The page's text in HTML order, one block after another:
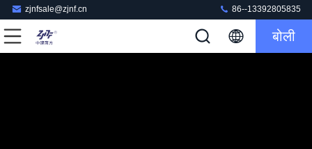
zjnfsale@zjnf.cn 86--13392805835
बोली